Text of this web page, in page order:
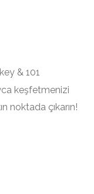
& 101
keşfetmenizi
noktada çıkarın!